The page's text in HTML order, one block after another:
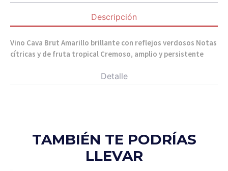
Descripción
Detalle
Vino Cava Brut Amarillo brillante con reflejos verdosos Notas
cítricas y de fruta tropical Cremoso, amplio y persistente
TAMBIÉN TE PODRÍAS
LLEVAR